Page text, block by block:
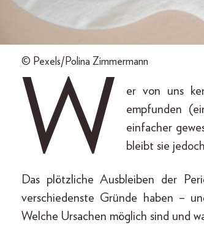
© Pexels/Polina Zimmermann
W
er von uns
empfunden
einfacher
bleibt sie
Das plötzliche Ausbleiben der
verschiedenste Gründe haben –
Welche Ursachen möglich sind und